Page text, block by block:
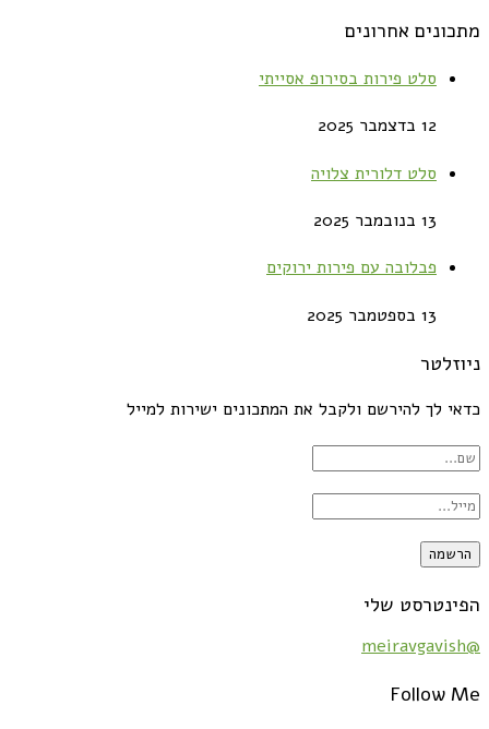
מתכונים אחרונים
סלט פירות בסירופ אסייתי
12 בדצמבר 2025
סלט דלורית צלויה
13 בנובמבר 2025
פבלובה עם פירות ירוקים
13 בספטמבר 2025
ניוזלטר
כדאי לך להירשם ולקבל את המתכונים ישירות למייל
הפינטרסט שלי
@meiravgavish
Follow Me